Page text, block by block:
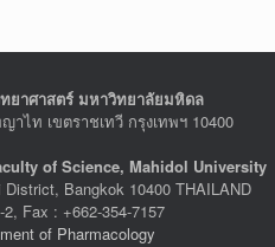
ยาศาสตร์ มหาวิทยาลัยมหิดล
ไท เขตราชเทวี กรุงเทพฯ 10400
of Science, Mahidol University
Bangkok 10400 THAILAND
Fax : +662-354-7157
of Pharmacology